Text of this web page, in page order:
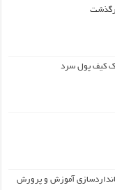
کیف‌ پول سرد
آموزش و پرورش